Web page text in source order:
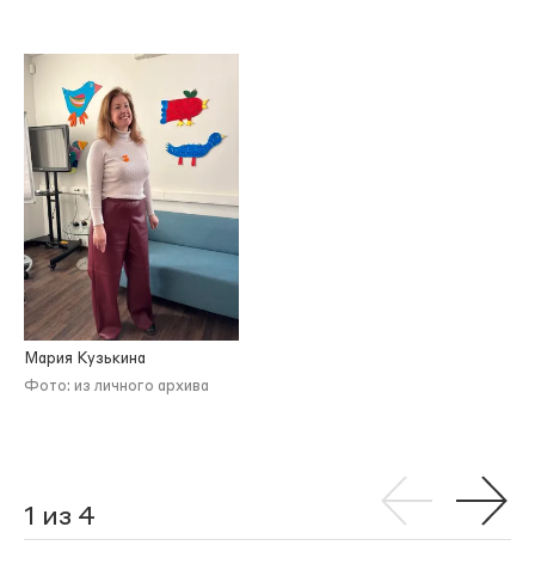
Мария Кузькина
Фото: из личного архива
1 из 4